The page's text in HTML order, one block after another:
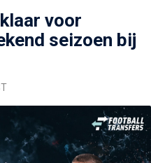
voor
seizoen bij